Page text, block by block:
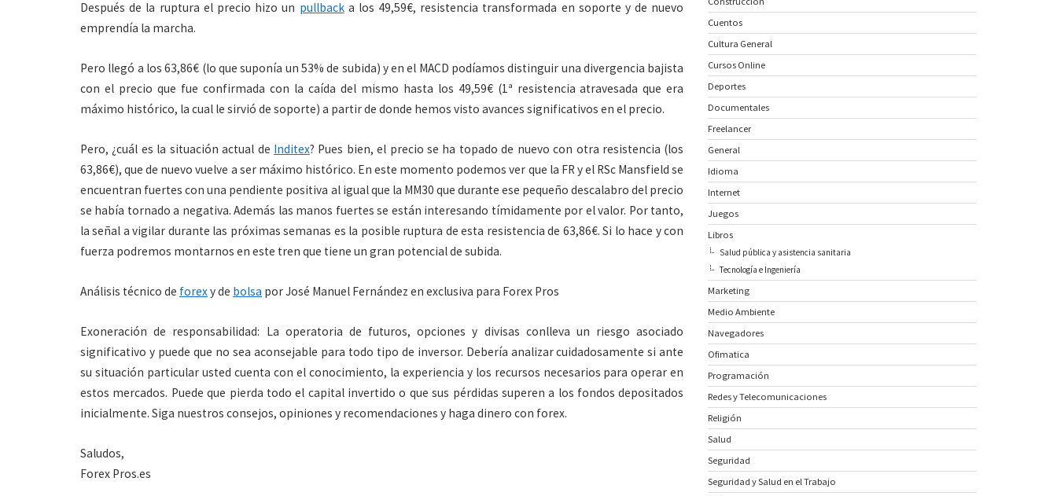
Después de la ruptura el precio hizo un pullbacka los 49,59€, resistencia transformada en soporte y de nuevo
emprendía la marcha.
Pero llegó a los 63,86€ (lo que suponía un 53% de subida) y en el MACD podíamos distinguir una divergencia bajista
con el precio que fue confirmada con la caída del mismo hasta los 49,59€ (1ª resistencia atravesada que era
máximo histórico, la cual le sirvió de soporte) a partir de donde hemos visto avances significativos en el precio.
Pero, ¿cuál es la situación actual de Inditex? Pues bien, el precio se ha topado de nuevo con otra resistencia (los
63,86€), que de nuevo vuelve a ser máximo histórico. En este momento podemos ver que la FR y el RSc Mansfield se
encuentran fuertes con una pendiente positiva al igual que la MM30 que durante ese pequeño descalabro del precio
se había tornado a negativa. Además las manos fuertes se están interesando tímidamente por el valor. Por tanto,
la señal a vigilar durante las próximas semanas es la posible ruptura de esta resistencia de 63,86€. Si lo hace y con
fuerza podremos montarnos en este tren que tiene un gran potencial de subida.
Análisis técnico de forexy de bolsa por José Manuel Fernández en exclusiva para Forex Pros
Exoneración de responsabilidad: La operatoria de futuros, opciones y divisas conlleva un riesgo asociado
significativo y puede que no sea aconsejable para todo tipo de inversor. Debería analizar cuidadosamente si ante
su situación particular usted cuenta con el conocimiento, la experiencia y los recursos necesarios para operar en
estos mercados. Puede que pierda todo el capital invertido o que sus pérdidas superen a los fondos depositados
inicialmente. Siga nuestros consejos, opiniones y recomendaciones y haga dinero con forex.
Saludos,
Forex Pros.es
Cuentos
Cultura General
Cursos Online
Deportes
Documentales
Freelancer
General
Idioma
Internet
Juegos
Libros
Salud pública y asistencia sanitaria
Tecnología e Ingeniería
Marketing
Medio Ambiente
Navegadores
Ofimatica
Programación
Redes y Telecomunicaciones
Religión
Salud
Seguridad
Seguridad y Salud en el Trabajo